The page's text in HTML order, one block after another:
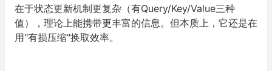
在于状态更新机制更复杂（有Query/Key/Value三种
值），理论上能携带更丰富的信息。但本质上，它还是在
用"有损压缩"换取效率。